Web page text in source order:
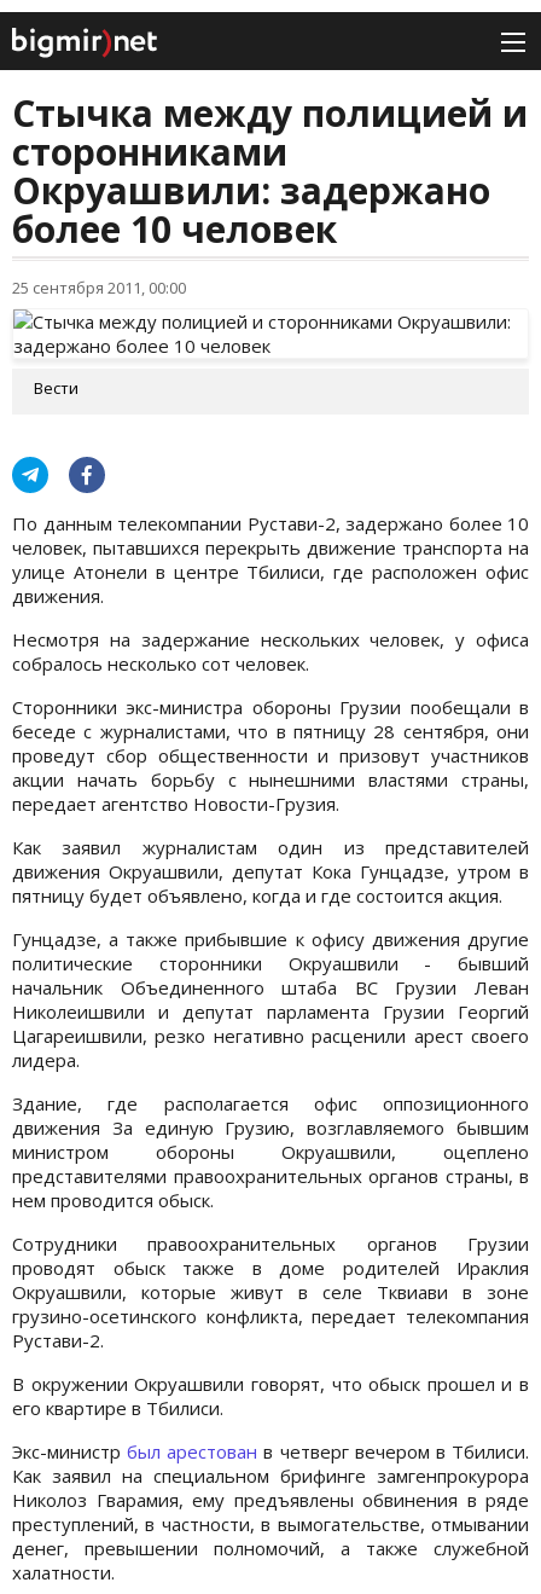
Стычка между полицией и
сторонниками
Окруашвили: задержано
более 10 человек
25 сентября 2011, 00:00
Вести
По данным телекомпании Рустави-2, задержано более 10
человек, пытавшихся перекрыть движение транспорта на
улице Атонели в центре Тбилиси, где расположен офис
движения.
Несмотря на задержание нескольких человек, у офиса
собралось несколько сот человек.
Сторонники экс-министра обороны Грузии пообещали в
беседе с журналистами, что в пятницу 28 сентября, они
проведут сбор общественности и призовут участников
акции начать борьбу с нынешними властями страны,
передает агентство Новости-Грузия.
Как заявил журналистам один из представителей
движения Окруашвили, депутат Кока Гунцадзе, утром в
пятницу будет объявлено, когда и где состоится акция.
Гунцадзе, а также прибывшие к офису движения другие
политические сторонники Окруашвили - бывший
начальник Объединенного штаба ВС Грузии Леван
Николеишвили и депутат парламента Грузии Георгий
Цагареишвили, резко негативно расценили арест своего
лидера.
Здание, где располагается офис оппозиционного
движения За единую Грузию, возглавляемого бывшим
министром обороны Окруашвили, оцеплено
представителями правоохранительных органов страны, в
нем проводится обыск.
Сотрудники правоохранительных органов Грузии
проводят обыск также в доме родителей Ираклия
Окруашвили, которые живут в селе Тквиави в зоне
грузино-осетинского конфликта, передает телекомпания
Рустави-2.
В окружении Окруашвили говорят, что обыск прошел и в
его квартире в Тбилиси.
Экс-министрбыл арестованв четверг вечером в Тбилиси.
Как заявил на специальном брифинге замгенпрокурора
Николоз Гварамия, ему предъявлены обвинения в ряде
преступлений, в частности, в вымогательстве, отмывании
денег, превышении полномочий, а также служебной
халатности.